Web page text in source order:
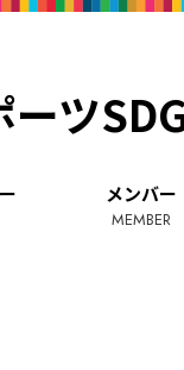
ツ
メンバー
MEMBER